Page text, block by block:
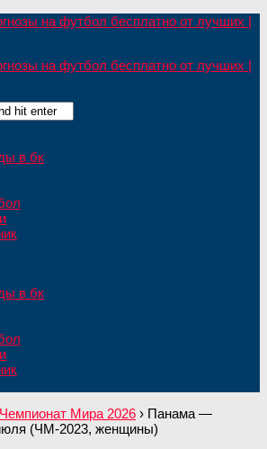
в бк
в бк
Чемпионат Мира 2026 › Панама —
(ЧМ-2023, женщины)